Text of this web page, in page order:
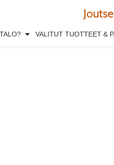
VALITUT TUOTTEET &